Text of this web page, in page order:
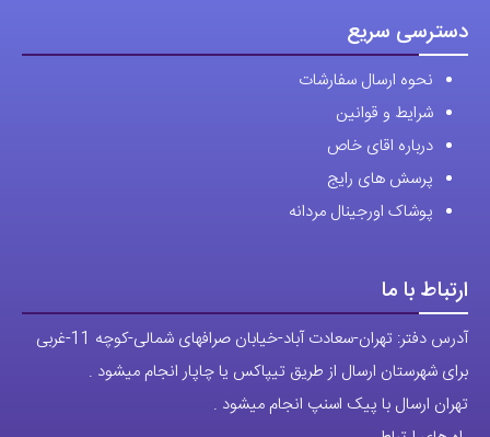
دسترسی سریع
نحوه ارسال سفارشات
شرایط و قوانین
درباره اقای خاص
پرسش های رایج
پوشاک اورجینال مردانه
ارتباط با ما
آدرس دفتر: تهران-سعادت آباد-خیابان صرافهای شمالی-کوچه 11-غربی
برای شهرستان ارسال از طریق تیپاکس یا چاپار انجام میشود .
تهران ارسال با پیک اسنپ انجام میشود .